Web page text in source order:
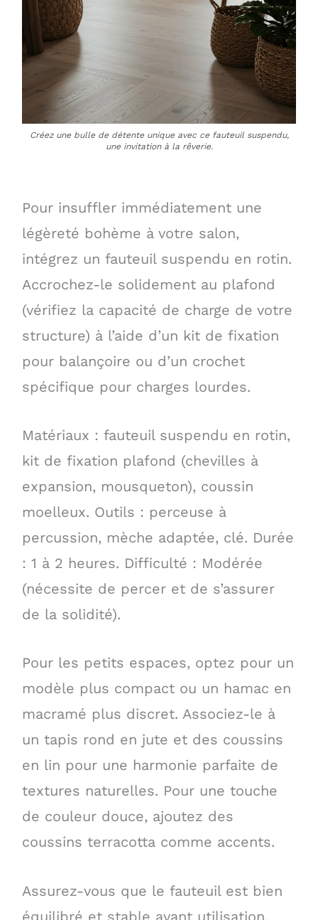
Créez une bulle de détente unique avec ce fauteuil suspendu,
une invitation à la rêverie.
Pour insuffler immédiatement une
légèreté bohème à votre salon,
intégrez un fauteuil suspendu en rotin.
Accrochez-le solidement au plafond
(vérifiez la capacité de charge de votre
structure) à l’aide d’un kit de fixation
pour balançoire ou d’un crochet
spécifique pour charges lourdes.
Matériaux : fauteuil suspendu en rotin,
kit de fixation plafond (chevilles à
expansion, mousqueton), coussin
moelleux. Outils : perceuse à
percussion, mèche adaptée, clé. Durée
: 1 à 2 heures. Difficulté : Modérée
(nécessite de percer et de s’assurer
de la solidité).
Pour les petits espaces, optez pour un
modèle plus compact ou un hamac en
macramé plus discret. Associez-le à
un tapis rond en jute et des coussins
en lin pour une harmonie parfaite de
textures naturelles. Pour une touche
de couleur douce, ajoutez des
coussins terracotta comme accents.
Assurez-vous que le fauteuil est bien
équilibré et stable avant utilisation.